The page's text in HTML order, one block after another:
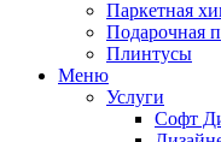
Паркетная
Подарочная
Плинтусы
Меню
Услуги
Софт